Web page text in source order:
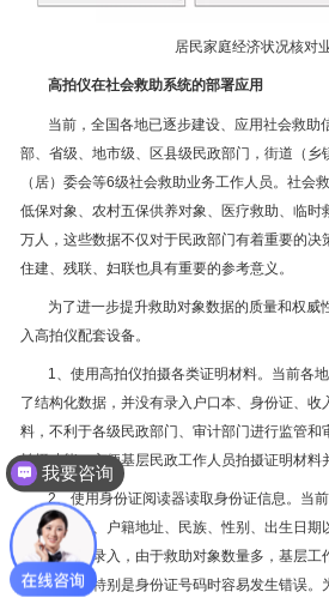
居民家庭经济状况核对
高拍仪在社会救助系统的部署应用
当前，全国各地已逐步建设、应用社会救助
部、省级、地市级、区县级民政部门，街道（乡
（居）委会等6级社会救助业务工作人员。社会
低保对象、农村五保供养对象、医疗救助、临时
万人，这些数据不仅对于民政部门有着重要的决
住建、残联、妇联也具有重要的参考意义。
为了进一步提升救助对象数据的质量和权威
入高拍仪配套设备。
1、使用高拍仪拍摄各类证明材料。当前各
了结构化数据，并没有录入户口本、身份证、收
料，不利于各级民政部门、审计部门进行监管和
拍摄功能，方便基层民政工作人员拍摄证明材料
2、使用身份证阅读器读取身份证信息。当
身份证号码、户籍地址、民族、性别、出生日期
作人员手工录入，由于救助对象数量多，基层
身份证信息特别是身份证号码时容易发生错误。
我要咨询